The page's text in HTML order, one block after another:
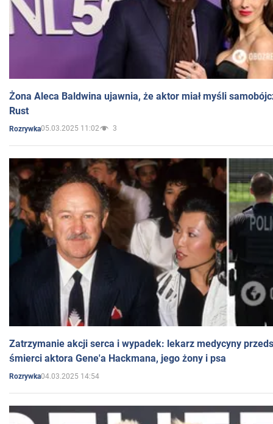
Żona Aleca Baldwina ujawnia, że aktor miał myśli
Rust
Rozrywka05.03.2025 11:02 3
Zatrzymanie akcji serca i wypadek: lekarz medycyny
śmierci aktora Gene'a Hackmana, jego żony i psa
Rozrywka04.03.2025 14:54